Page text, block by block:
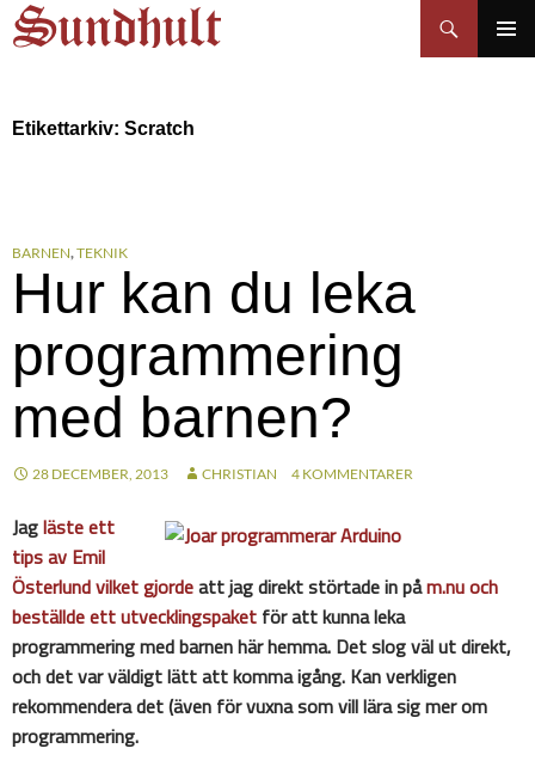
Hoppa
till
Sundhults blogg
Sök
Etikettarkiv: Scratch
BARNEN,TEKNIK
Hur kan du leka
programmering
med barnen?
28 DECEMBER, 2013 CHRISTIAN 4 KOMMENTARER
Jagläste ett
tips av Emil
Österlund vilket gjordeatt jag direkt störtade in påm.nu och
beställde ett utvecklingspaket för att kunna leka
programmering med barnen här hemma. Det slog väl ut direkt,
och det var väldigt lätt att komma igång. Kan verkligen
rekommendera det (även för vuxna som vill lära sig mer om
programmering.